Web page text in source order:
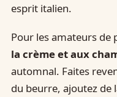
esprit italien.
Pour les amateurs de
la crème et aux
automnal. Faites
du beurre, ajoutez de